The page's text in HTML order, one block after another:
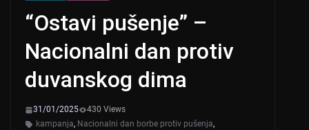
“Ostavi pušenje” –
Nacionalni dan protiv
duvanskog dima
31/01/2025
430 Views
kampanja, Nacionalni dan borbe protiv pušenja,